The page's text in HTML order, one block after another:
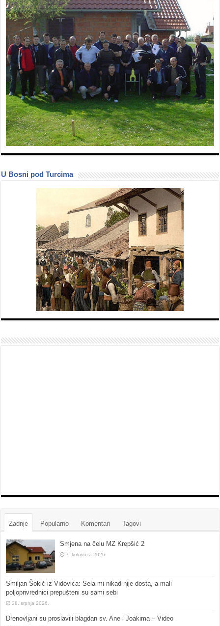
U Bosni pod Turcima
Zadnje Popularno Komentari Tagovi
Smjena na čelu MZ Krepšić 2
7. kolovoza 2026.
Smiljan Šokić iz Vidovica: Sela mi nikad nije dosta, a mali
poljoprivrednici prepušteni su sami sebi
28. srpnja 2026.
Drenovljani su proslavili blagdan sv. Ane i Joakima – Video